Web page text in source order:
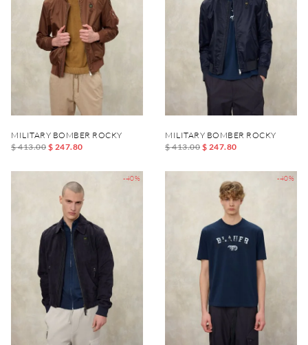
MILITARY BOMBER ROCKY
$ 413.00 $ 247.80
MILITARY BOMBER ROCKY
$ 413.00 $ 247.80
-40% -40%